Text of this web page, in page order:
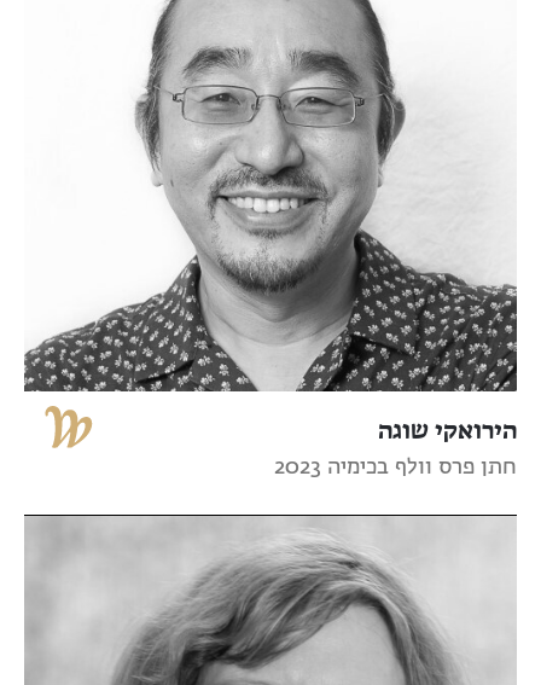
הירואקי שוגה
חתן פרס וולף בכימיה 2023